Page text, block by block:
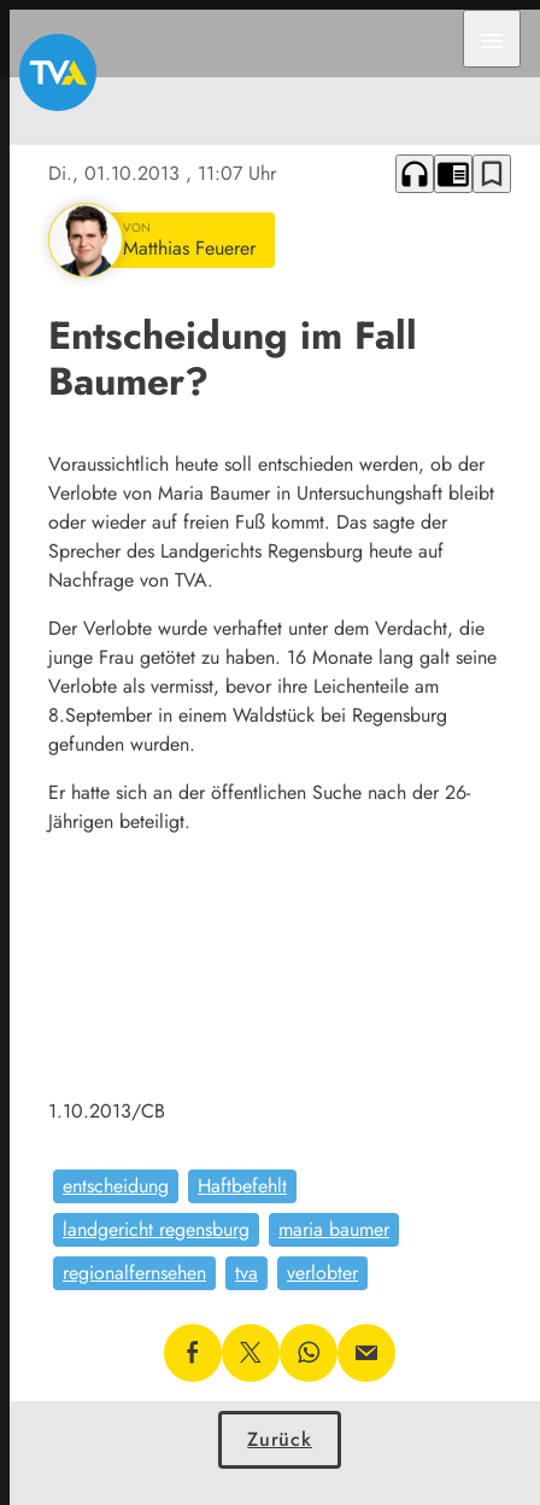
Di., 01.10.2013 , 11:07 Uhr headphones chrome_reader_mode bookmark_border
VON
Matthias Feuerer
Entscheidung im Fall
Baumer?
Voraussichtlich heute soll entschieden werden, ob der
Verlobte von Maria Baumer in Untersuchungshaft bleibt
oder wieder auf freien Fuß kommt. Das sagte der
Sprecher des Landgerichts Regensburg heute auf
Nachfrage von TVA.
Der Verlobte wurde verhaftet unter dem Verdacht, die
junge Frau getötet zu haben. 16 Monate lang galt seine
Verlobte als vermisst, bevor ihre Leichenteile am
8.September in einem Waldstück bei Regensburg
gefunden wurden.
Er hatte sich an der öffentlichen Suche nach der 26-
Jährigen beteiligt.
1.10.2013/CB
entscheidung
Haftbefehlt
landgericht regensburg
maria baumer
regionalfernsehen
tva verlobter
Zurück